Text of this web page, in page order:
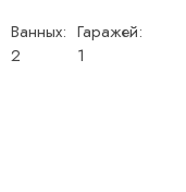
Ванных:
2
Гаражей:
1